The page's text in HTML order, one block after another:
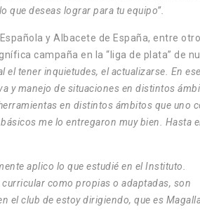
deseas lograr para tu equipo”.
y Albacete de España, entre
campaña en la “liga de plata” de
el tener inquietudes, el actualizarse. En ese
y manejo de situaciones en distintos
en distintos ámbitos que uno
me lo entregaron muy bien. Hasta
aplico lo que estudié en el Instituto.
como propias o adaptadas, son
el club de estoy dirigiendo, que es